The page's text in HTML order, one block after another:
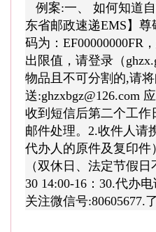
例案:一、 如何知道
东省邮政速递EMS】
码为：EF00000000FR
出限值，请登录（
物品且不可分割的,请
送:ghzxbgz@126.com
收到短信后第二个工作
邮件处理。2.收件人请
代办人的原件及复印
（双休日、法定节假
30 14:00-16：30.代办
关注微信号:80605677.